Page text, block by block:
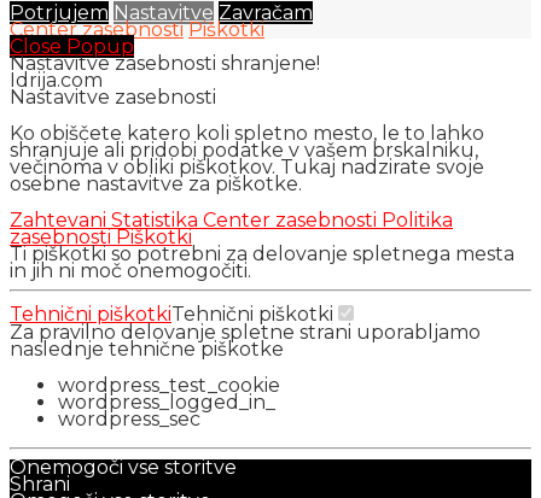
Potrjujem Nastavitve Zavračam
Center zasebnosti Piškotki
Close Popup
Nastavitve zasebnosti shranjene!
Idrija.com
Nastavitve zasebnosti
Ko obiščete katero koli spletno mesto, le to lahko
shranjuje ali pridobi podatke v vašem brskalniku,
večinoma v obliki piškotkov. Tukaj nadzirate svoje
osebne nastavitve za piškotke.
Zahtevani Statistika Center zasebnosti Politika
zasebnosti Piškotki
Ti piškotki so potrebni za delovanje spletnega mesta
in jih ni moč onemogočiti.
Tehnični piškotkiTehnični piškotki
Za pravilno delovanje spletne strani uporabljamo
naslednje tehnične piškotke
wordpress_test_cookie
wordpress_logged_in_
wordpress_sec
Onemogoči vse storitve
Shrani